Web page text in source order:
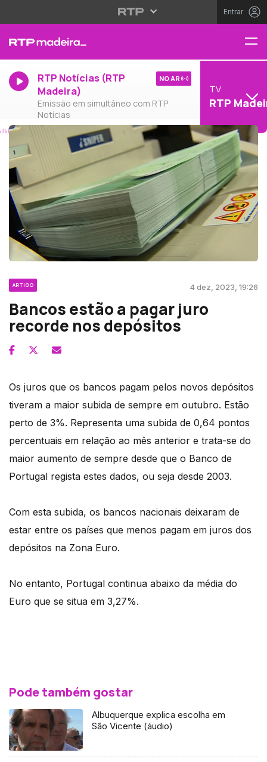
Entrar
RTP Notícias (RTP
Madeira)
Emissão em simultâneo com RTP
Notícias
NO AR
TV
RTP
ARTIGO 4 dez, 2023, 19:26
Bancos estão a pagar juro
recorde nos depósitos
Os juros que os bancos pagam pelos novos depósitos
tiveram a maior subida de sempre em outubro. Estão
perto de 3%. Representa uma subida de 0,64 pontos
percentuais em relação ao mês anterior e trata-se do
maior aumento de sempre desde que o Banco de
Portugal regista estes dados, ou seja desde 2003.
Com esta subida, os bancos nacionais deixaram de
estar entre os países que menos pagam em juros dos
depósitos na Zona Euro.
No entanto, Portugal continua abaixo da média do
Euro que se situa em 3,27%.
Pode também gostar
Albuquerque explica escolha em
São Vicente (áudio)